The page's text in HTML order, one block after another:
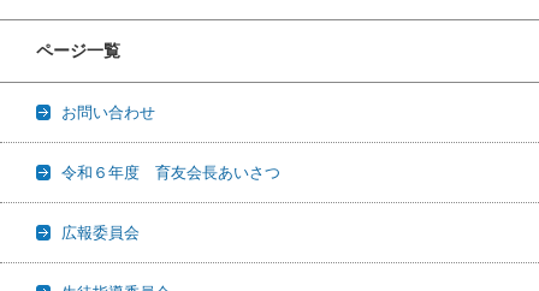
ページ一覧
お問い合わせ
令和６年度 育友会長あいさつ
広報委員会